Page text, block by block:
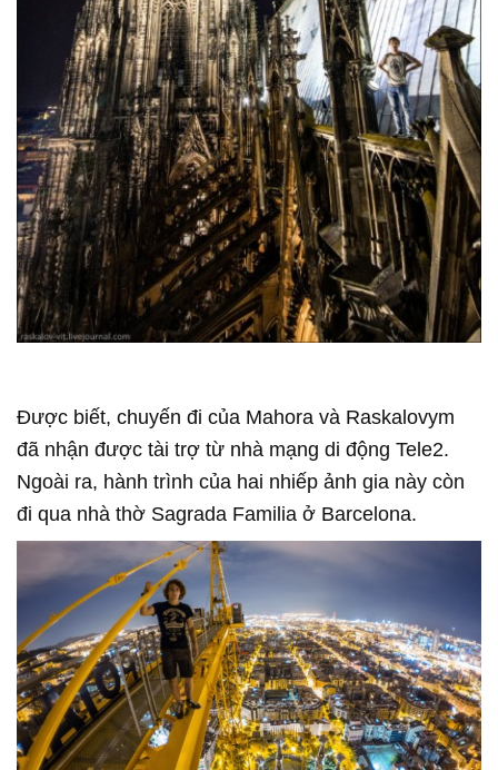
Được biết, chuyến đi của Mahora và Raskalovym
đã nhận được tài trợ từ nhà mạng di động Tele2.
Ngoài ra, hành trình của hai nhiếp ảnh gia này còn
đi qua nhà thờ Sagrada Familia ở Barcelona.